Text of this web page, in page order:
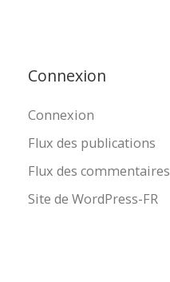
Connexion
Connexion
Flux des publications
Flux des commentaires
Site de WordPress-FR